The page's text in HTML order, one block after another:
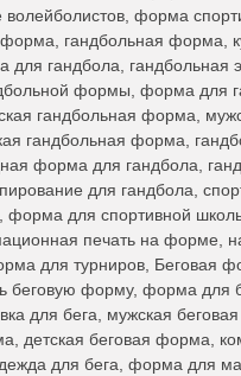
волейболистов, форма
гандбольная форма,
гандбола, гандбольная
формы, форма для
гандбольная форма,
гандбольная форма,
форма для гандбола,
для гандбола,
форма для спортивной
печать на форме,
для турниров, Беговая
беговую форму, форма для
для бега, мужская
детская беговая форма,
для бега, форма для